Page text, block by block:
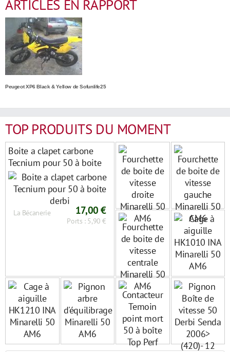
ARTICLES EN RAPPORT
Peugeot XP6 Black & Yellow de Sofunlife25
TOP PRODUITS DU MOMENT
Boite a clapet carbone
Tecnium pour 50 à boite
derbi
La Bécanerie 17,00 €
Ports : 5,90 €